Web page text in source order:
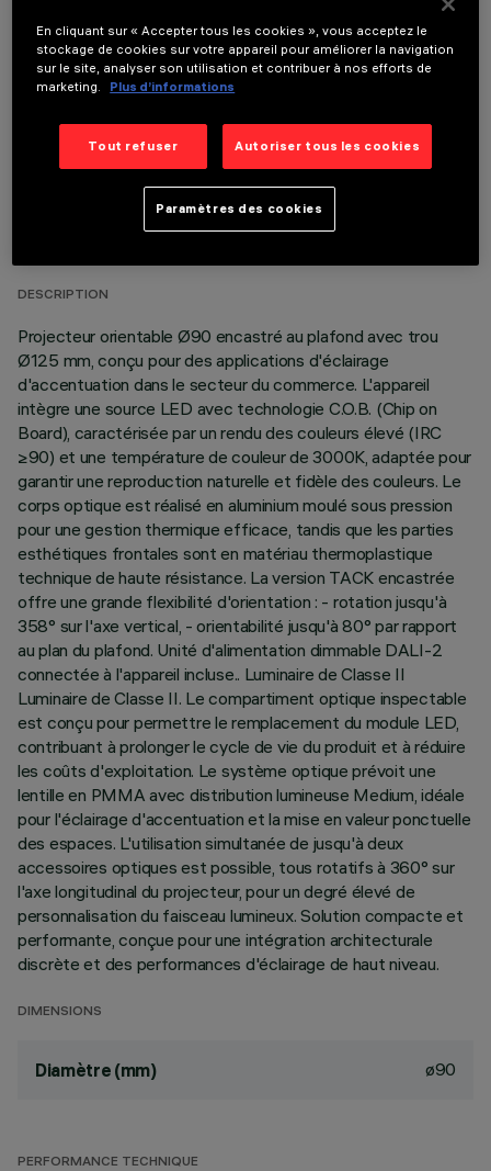
COMPOSANTS OPTIONNELS
DONNÉES TECHNIQUES
DESCRIPTION
Projecteur orientable Ø90 encastré au plafond avec trou
Ø125 mm, conçu pour des applications d'éclairage
d'accentuation dans le secteur du commerce. L'appareil
intègre une source LED avec technologie C.O.B. (Chip on
Board), caractérisée par un rendu des couleurs élevé (IRC
≥90) et une température de couleur de 3000K, adaptée pour
garantir une reproduction naturelle et fidèle des couleurs. Le
corps optique est réalisé en aluminium moulé sous pression
pour une gestion thermique efficace, tandis que les parties
esthétiques frontales sont en matériau thermoplastique
technique de haute résistance. La version TACK encastrée
offre une grande flexibilité d'orientation : - rotation jusqu'à
358° sur l'axe vertical, - orientabilité jusqu'à 80° par rapport
au plan du plafond. Unité d'alimentation dimmable DALI-2
connectée à l'appareil incluse.. Luminaire de Classe II
Luminaire de Classe II. Le compartiment optique inspectable
est conçu pour permettre le remplacement du module LED,
contribuant à prolonger le cycle de vie du produit et à réduire
les coûts d'exploitation. Le système optique prévoit une
lentille en PMMA avec distribution lumineuse Medium, idéale
pour l'éclairage d'accentuation et la mise en valeur ponctuelle
des espaces. L'utilisation simultanée de jusqu'à deux
accessoires optiques est possible, tous rotatifs à 360° sur
l'axe longitudinal du projecteur, pour un degré élevé de
personnalisation du faisceau lumineux. Solution compacte et
performante, conçue pour une intégration architecturale
discrète et des performances d'éclairage de haut niveau.
DIMENSIONS
Diamètre (mm) ø90
PERFORMANCE TECHNIQUE
En cliquant sur « Accepter tous les cookies », vous acceptez le
stockage de cookies sur votre appareil pour améliorer la navigation
sur le site, analyser son utilisation et contribuer à nos efforts de
marketing.
Plus d’informations
Tout refuser Autoriser tous les cookies
Paramètres des cookies